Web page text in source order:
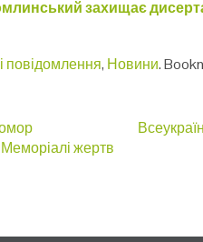
захищає
повідомлення, Новини.
Меморіалі жертв